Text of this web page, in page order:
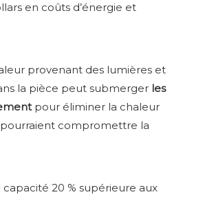
en coûts d’énergie et
provenant des lumières et
la pièce peut submerger les
pour éliminer la chaleur
compromettre la
20 % supérieure aux